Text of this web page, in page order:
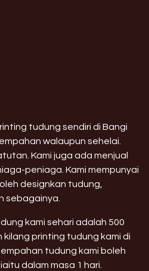
tudung sendiri di Bangi
walaupun sehelai.
Kami juga ada menjual
peniaga. Kami mempunyai
designkan tudung,
sebagainya.
kami sehari adalah 500
kilang printing tudung kami di
tudung kami boleh
dalam masa 1 hari.